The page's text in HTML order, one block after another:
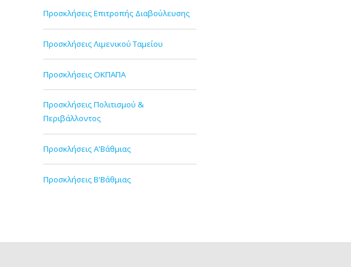
Προσκλήσεις Επιτροπής Διαβούλευσης
Προσκλήσεις Λιμενικού Ταμείου
Προσκλήσεις ΟΚΠΑΠΑ
Προσκλήσεις Πολιτισμού &
Περιβάλλοντος
Προσκλήσεις Α'Βάθμιας
Προσκλήσεις Β'Βάθμιας